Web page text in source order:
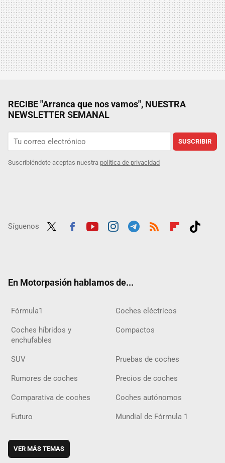
RECIBE "Arranca que nos vamos", NUESTRA
NEWSLETTER SEMANAL
SUSCRIBIR
Suscribiéndote aceptas nuestra política de privacidad
Síguenos
En Motorpasión hablamos de...
Fórmula1 Coches eléctricos
Coches híbridos y
enchufables
Compactos
SUV Pruebas de coches
Rumores de coches Precios de coches
Comparativa de coches Coches autónomos
Futuro Mundial de Fórmula 1
VER MÁS TEMAS